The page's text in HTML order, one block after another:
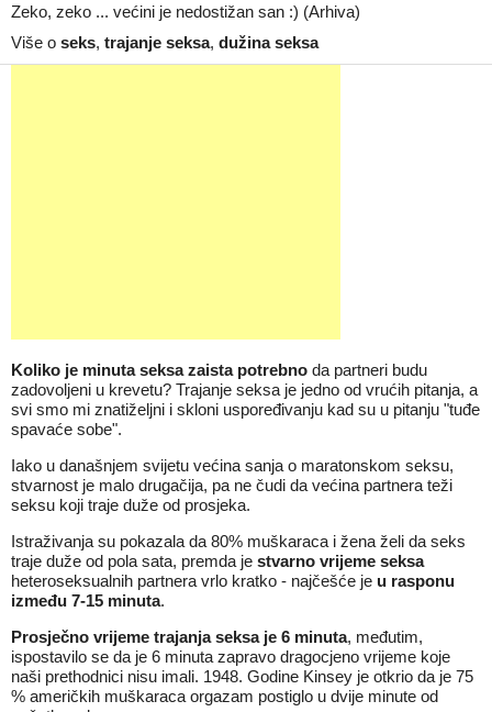
Zeko, zeko ... većini je nedostižan san :) (Arhiva)
Više o seks, trajanje seksa, dužina seksa
Koliko je minuta seksa zaista potrebno da partneri budu
zadovoljeni u krevetu? Trajanje seksa je jedno od vrućih pitanja, a
svi smo mi znatiželjni i skloni uspoređivanju kad su u pitanju "tuđe
spavaće sobe".
Iako u današnjem svijetu većina sanja o maratonskom seksu,
stvarnost je malo drugačija, pa ne čudi da većina partnera teži
seksu koji traje duže od prosjeka.
Istraživanja su pokazala da 80% muškaraca i žena želi da seks
traje duže od pola sata, premda je stvarno vrijeme seksa
heteroseksualnih partnera vrlo kratko - najčešće je u rasponu
između 7-15 minuta.
Prosječno vrijeme trajanja seksa je 6 minuta, međutim,
ispostavilo se da je 6 minuta zapravo dragocjeno vrijeme koje
naši prethodnici nisu imali. 1948. Godine Kinsey je otkrio da je 75
% američkih muškaraca orgazam postiglo u dvije minute od